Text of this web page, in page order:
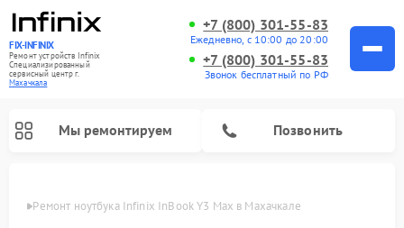
FIX-INFINIX
Ремонт устройств Infinix
Специализированный
cервисный центр г.
Махачкала
+7 (800) 301-55-83
Ежедневно, с 10:00 до 20:00
+7 (800) 301-55-83
Звонок бесплатный по РФ
Мы ремонтируем Позвонить
Ремонт ноутбука Infinix InBook Y3 Max в Махачкале